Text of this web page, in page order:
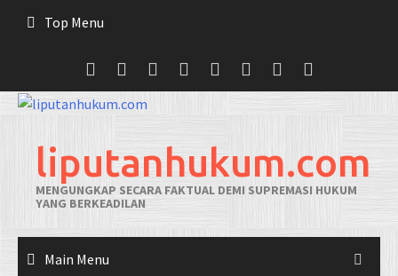
Top Menu
liputanhukum.com
MENGUNGKAP SECARA FAKTUAL DEMI SUPREMASI HUKUM
YANG BERKEADILAN
Main Menu